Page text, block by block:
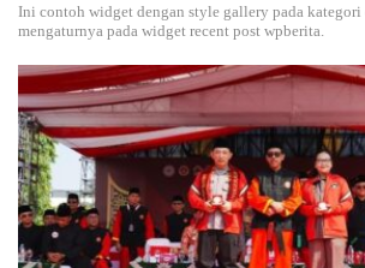
Ini contoh widget dengan style gallery pada kategori
mengaturnya pada widget recent post wpberita.